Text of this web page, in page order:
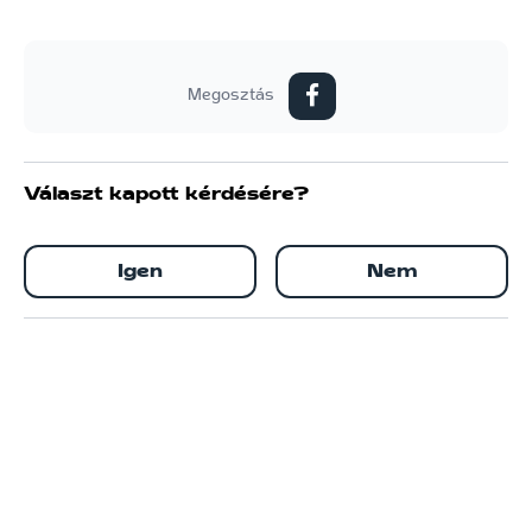
Megosztás
Választ kapott kérdésére?
Igen Nem